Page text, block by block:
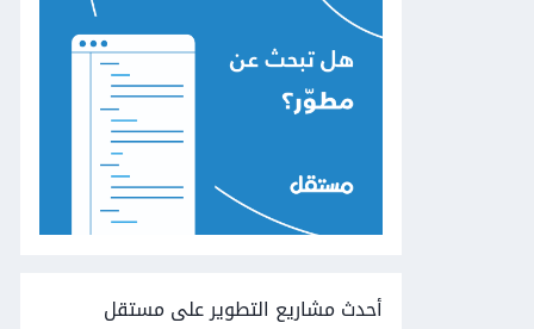
أحدث مشاريع التطوير على مستقل